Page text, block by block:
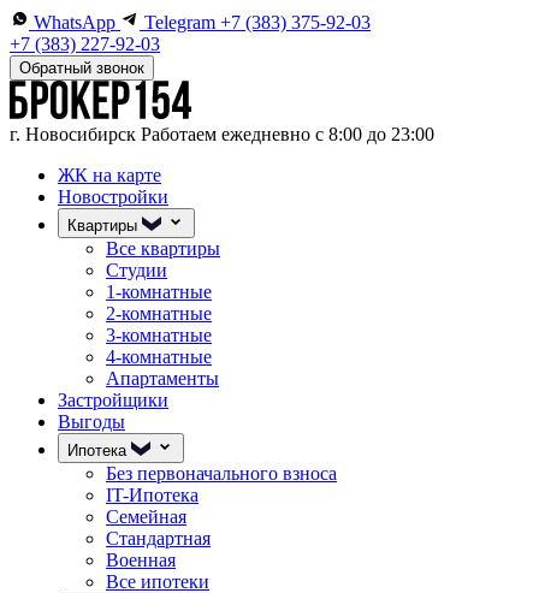
WhatsApp Telegram +7 (383) 375-92-03
+7 (383) 227-92-03
Обратный звонок
г. Новосибирск Работаем ежедневно с 8:00 до 23:00
ЖК на карте
Новостройки
Квартиры
Все квартиры
Студии
1-комнатные
2-комнатные
3-комнатные
4-комнатные
Апартаменты
Застройщики
Выгоды
Ипотека
Без первоначального взноса
IT-Ипотека
Семейная
Стандартная
Военная
Все ипотеки